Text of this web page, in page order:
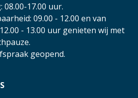
17.00 uur.
09.00 - 12.00 en van
- 13.00 uur genieten wij met
geopend.